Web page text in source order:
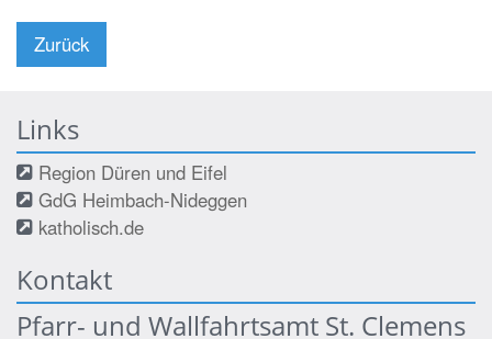
Zurück
Links
Region Düren und Eifel
GdG Heimbach-Nideggen
katholisch.de
Kontakt
Pfarr- und Wallfahrtsamt St. Clemens